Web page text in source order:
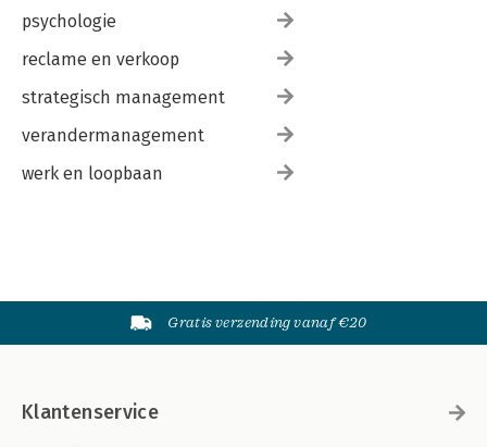
psychologie
reclame en verkoop
strategisch management
verandermanagement
werk en loopbaan
Gratis verzending vanaf €20
Klantenservice